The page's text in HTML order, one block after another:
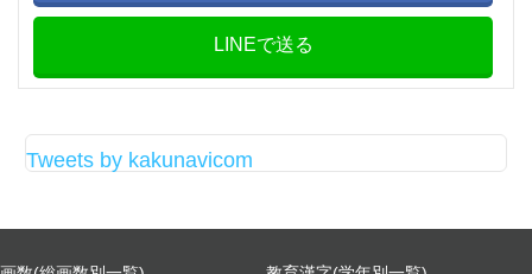
LINEで送る
Tweets by kakunavicom